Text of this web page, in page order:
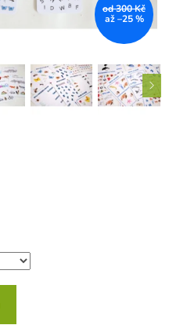
od 300 Kč
až –25 %